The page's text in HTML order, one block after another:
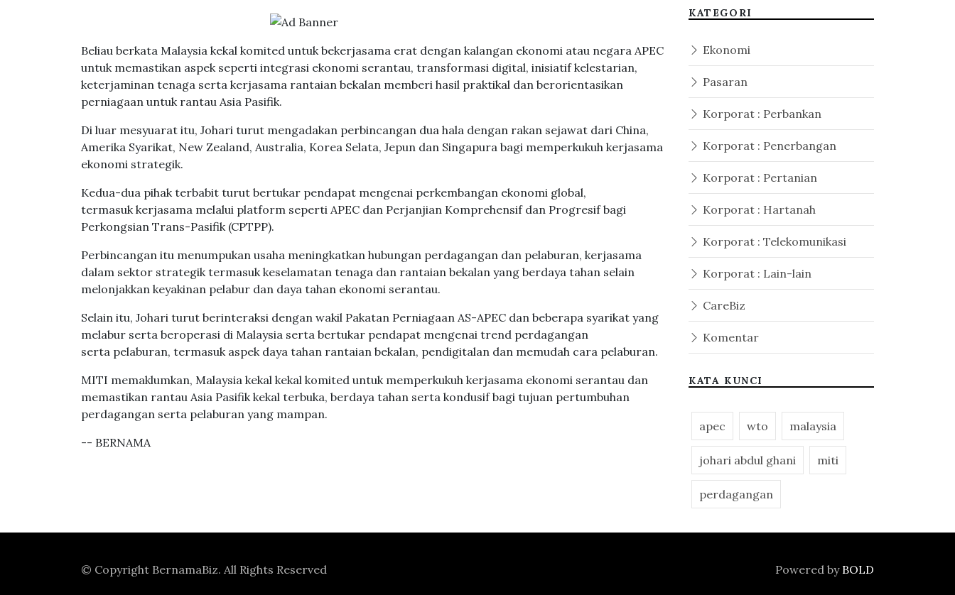
Beliau berkata Malaysia kekal komited untuk bekerjasama erat dengan kalangan ekonomi atau negara APEC
untuk memastikan aspek seperti integrasi ekonomi serantau, transformasi digital, inisiatif kelestarian,
keterjaminan tenaga serta kerjasama rantaian bekalan memberi hasil praktikal dan berorientasikan
perniagaan untuk rantau Asia Pasifik.
Di luar mesyuarat itu, Johari turut mengadakan perbincangan dua hala dengan rakan sejawat dari China,
Amerika Syarikat, New Zealand, Australia, Korea Selata, Jepun dan Singapura bagi memperkukuh kerjasama
ekonomi strategik.
Kedua-dua pihak terbabit turut bertukar pendapat mengenai perkembangan ekonomi global,
termasuk kerjasama melalui platform seperti APEC dan Perjanjian Komprehensif dan Progresif bagi
Perkongsian Trans-Pasifik (CPTPP).
Perbincangan itu menumpukan usaha meningkatkan hubungan perdagangan dan pelaburan, kerjasama
dalam sektor strategik termasuk keselamatan tenaga dan rantaian bekalan yang berdaya tahan selain
melonjakkan keyakinan pelabur dan daya tahan ekonomi serantau.
Selain itu, Johari turut berinteraksi dengan wakil Pakatan Perniagaan AS-APEC dan beberapa syarikat yang
melabur serta beroperasi di Malaysia serta bertukar pendapat mengenai trend perdagangan
serta pelaburan, termasuk aspek daya tahan rantaian bekalan, pendigitalan dan memudah cara pelaburan.
MITI memaklumkan, Malaysia kekal kekal komited untuk memperkukuh kerjasama ekonomi serantau dan
memastikan rantau Asia Pasifik kekal terbuka, berdaya tahan serta kondusif bagi tujuan pertumbuhan
perdagangan serta pelaburan yang mampan.
-- BERNAMA
KATEGORI
Ekonomi
Pasaran
Korporat : Perbankan
Korporat : Penerbangan
Korporat : Pertanian
Korporat : Hartanah
Korporat : Telekomunikasi
Korporat : Lain-lain
CareBiz
Komentar
KATA KUNCI
apec wto malaysia
johari abdul ghani miti
perdagangan
© Copyright BernamaBiz. All Rights Reserved Powered by BOLD